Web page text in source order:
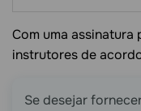
Com uma
instrutores de
Se desejar